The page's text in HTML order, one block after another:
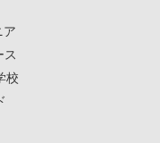
校